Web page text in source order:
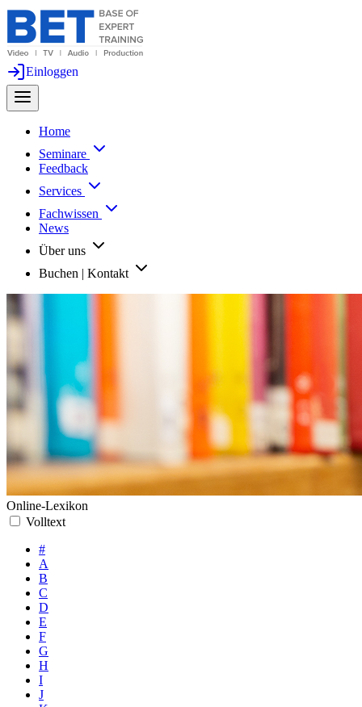
Einloggen
Home
Seminare
Feedback
Services
Fachwissen
News
Über uns
Buchen | Kontakt
Online-Lexikon
Volltext
#
A
B
C
D
E
F
G
H
I
J